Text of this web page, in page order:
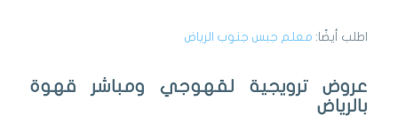
اطلب أيضًا: معلم جبس جنوب الرياض
عروض ترويجية لقهوجي ومباشر قهوة
بالرياض